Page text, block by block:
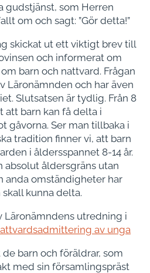
gudstjänst, som Herren
om och sagt: ”Gör detta!”
skickat ut ett viktigt brev till
och informerat om
barn och nattvard. Frågan
Läronämnden och har även
Slutsatsen är tydlig. Från 8
att barn kan få delta i
gåvorna. Ser man tillbaka i
tradition finner vi, att barn
i åldersspannet 8-14 år.
absolut åldersgräns utan
anda omständigheter har
kunna delta.
Läronämndens utredning i
av unga
barn och föräldrar, som
med sin församlingspräst